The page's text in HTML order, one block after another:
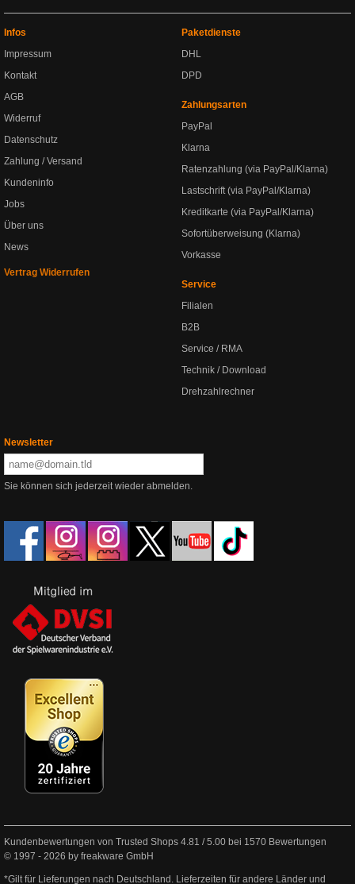
Infos
Impressum
Kontakt
AGB
Widerruf
Datenschutz
Zahlung / Versand
Kundeninfo
Jobs
Über uns
News
Vertrag Widerrufen
Paketdienste
DHL
DPD
Zahlungsarten
PayPal
Klarna
Ratenzahlung (via PayPal/Klarna)
Lastschrift (via PayPal/Klarna)
Kreditkarte (via PayPal/Klarna)
Sofortüberweisung (Klarna)
Vorkasse
Service
Filialen
B2B
Service / RMA
Technik / Download
Drehzahlrechner
Newsletter
Sie können sich jederzeit wieder abmelden.
Kundenbewertungen von Trusted Shops 4.81 /5.00 bei 1570 Bewertungen
© 1997 - 2026 by freakware GmbH
*Gilt für Lieferungen nach Deutschland. Lieferzeiten für andere Länder und